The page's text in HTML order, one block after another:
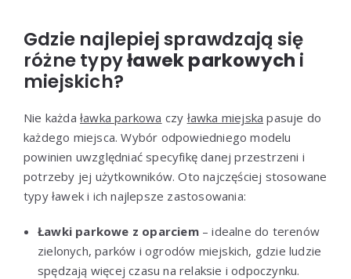
Gdzie najlepiej sprawdzają się
różne typyławek parkowych i
miejskich?
Nie każda ławka parkowa czy ławka miejska pasuje do
każdego miejsca. Wybór odpowiedniego modelu
powinien uwzględniać specyfikę danej przestrzeni i
potrzeby jej użytkowników. Oto najczęściej stosowane
typy ławek i ich najlepsze zastosowania:
Ławki parkowe z oparciem– idealne do terenów
zielonych, parków i ogrodów miejskich, gdzie ludzie
spędzają więcej czasu na relaksie i odpoczynku.